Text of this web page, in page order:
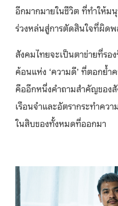
อีกมากมายในชีวิต ที่ทำให้
ร่วงหล่นสู่การตัดสินใจที่ผิด
สังคมไทยจะเป็นตาข่ายที่รอ
ค้อนแห่ง ‘ความดี’ ที่ตอกย้
คืออีกหนึ่งคำถามสำคัญของ
เรือนจำและอัตรากระทำคว
ในสิบของทั้งหมดที่ออกมา